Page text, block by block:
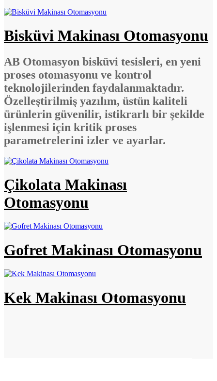
Bisküvi Makinası Otomasyonu
AB Otomasyon bisküvi tesisleri, en yeni
proses otomasyonu ve kontrol
teknolojilerinden faydalanmaktadır.
Özelleştirilmiş yazılım, üstün kaliteli
ürünlerin güvenilir, istikrarlı bir şekilde
işlenmesi için kritik proses
parametrelerini izler ve ayarlar.
Çikolata Makinası
Otomasyonu
Gofret Makinası Otomasyonu
Kek Makinası Otomasyonu